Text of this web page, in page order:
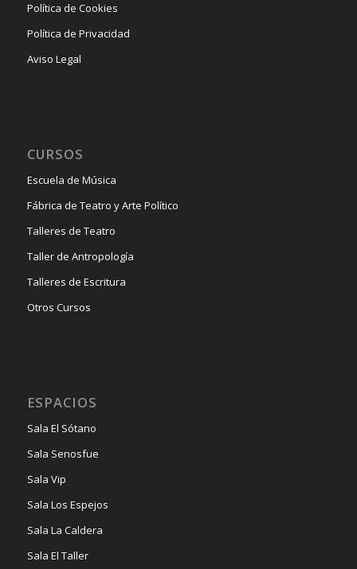
Política de Cookies
Política de Privacidad
Aviso Legal
CURSOS
Escuela de Música
Fábrica de Teatro y Arte Político
Talleres de Teatro
Taller de Antropología
Talleres de Escritura
Otros Cursos
ESPACIOS
Sala El Sótano
Sala Senosfue
Sala Vip
Sala Los Espejos
Sala La Caldera
Sala El Taller